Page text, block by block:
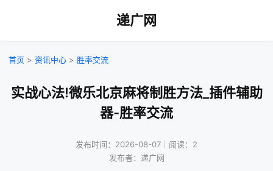
递广网
首页 > 资讯中心 > 胜率交流
实战心法!微乐北京麻将制胜方法_插件辅助
器-胜率交流
发布时间：2026-08-07｜阅读：2
发布者：递广网